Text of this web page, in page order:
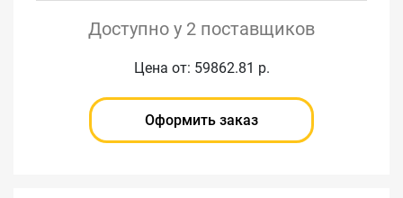
Доступно у 2 поставщиков
Цена от: 59862.81 р.
Оформить заказ